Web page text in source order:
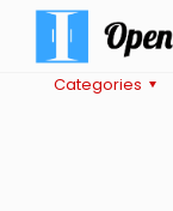
Categories